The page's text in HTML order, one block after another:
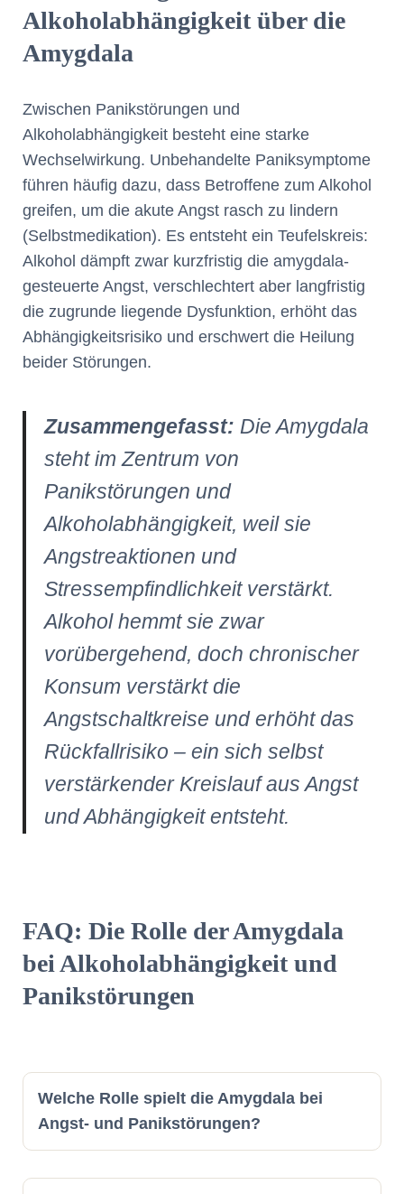
Alkoholabhängigkeit über die
Amygdala
Zwischen Panikstörungen und
Alkoholabhängigkeit besteht eine starke
Wechselwirkung. Unbehandelte Paniksymptome
führen häufig dazu, dass Betroffene zum Alkohol
greifen, um die akute Angst rasch zu lindern
(Selbstmedikation). Es entsteht ein Teufelskreis:
Alkohol dämpft zwar kurzfristig die amygdala-
gesteuerte Angst, verschlechtert aber langfristig
die zugrunde liegende Dysfunktion, erhöht das
Abhängigkeitsrisiko und erschwert die Heilung
beider Störungen.
Zusammengefasst: Die Amygdala
steht im Zentrum von
Panikstörungen und
Alkoholabhängigkeit, weil sie
Angstreaktionen und
Stressempfindlichkeit verstärkt.
Alkohol hemmt sie zwar
vorübergehend, doch chronischer
Konsum verstärkt die
Angstschaltkreise und erhöht das
Rückfallrisiko – ein sich selbst
verstärkender Kreislauf aus Angst
und Abhängigkeit entsteht.
FAQ: Die Rolle der Amygdala
bei Alkoholabhängigkeit und
Panikstörungen
Welche Rolle spielt die Amygdala bei
Angst- und Panikstörungen?